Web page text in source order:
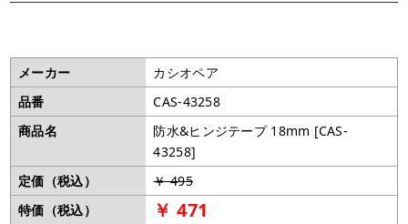
メーカー
カシオペア
品番
CAS-43258
商品名
防水&ヒンジテープ 18mm [CAS-
43258]
定価（税込）
￥ 495
特価（税込）
￥ 471